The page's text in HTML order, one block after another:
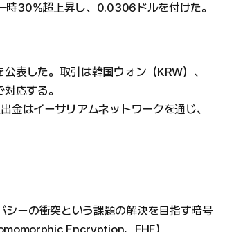
時30%超上昇し、0.0306ドルを付けた。
表した。取引は韓国ウォン（KRW）、
応する。
金はイーサリアムネットワークを通じ、
ーの衝突という課題の解決を目指す暗号
Encryption、FHE）